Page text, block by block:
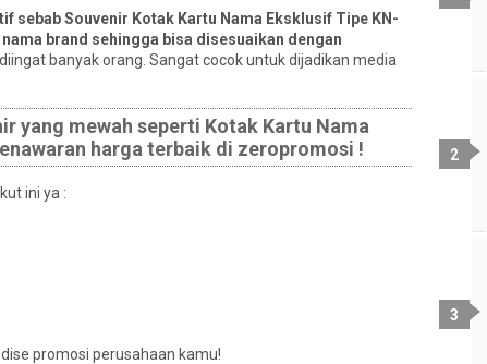
Souvenir Kotak Kartu Nama Eksklusif Tipe KN-
brand sehingga bisa disesuaikan dengan
banyak orang. Sangat cocok untuk dijadikan media
yang mewah seperti Kotak Kartu Nama
harga terbaik di zeropromosi !
ini ya :
promosi perusahaan kamu!